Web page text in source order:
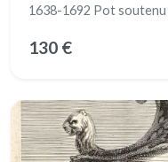
1638-1692 Pot
130 €